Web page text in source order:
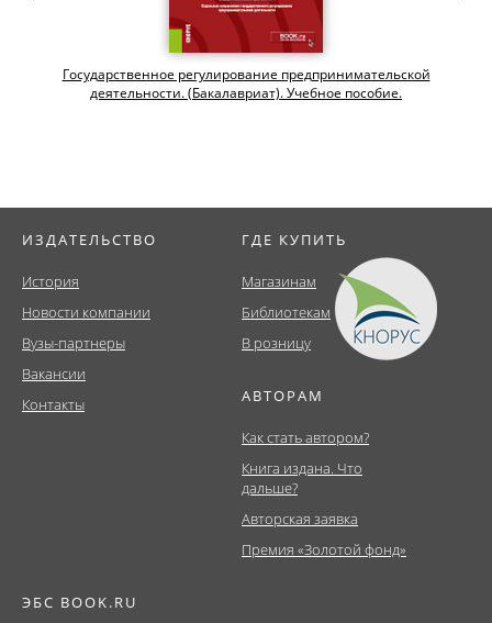
Государственное регулирование предпринимательской
деятельности. (Бакалавриат). Учебное пособие.
ИЗДАТЕЛЬСТВО
История
Новости компании
Вузы-партнеры
Вакансии
Контакты
ГДЕ КУПИТЬ
Магазинам
Библиотекам
В розницу
АВТОРАМ
Как стать автором?
Книга издана. Что
дальше?
Авторская заявка
Премия «Золотой фонд»
ЭБС BOOK.RU